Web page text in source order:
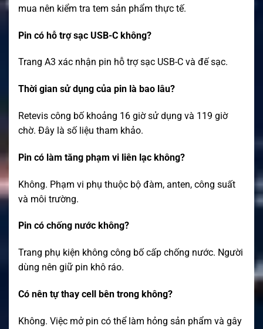
mua nên kiểm tra tem sản phẩm thực tế.
Pin có hỗ trợ sạc USB-C không?
Trang A3 xác nhận pin hỗ trợ sạc USB-C và đế sạc.
Thời gian sử dụng của pin là bao lâu?
Retevis công bố khoảng 16 giờ sử dụng và 119 giờ
chờ. Đây là số liệu tham khảo.
Pin có làm tăng phạm vi liên lạc không?
Không. Phạm vi phụ thuộc bộ đàm, anten, công suất
và môi trường.
Pin có chống nước không?
Trang phụ kiện không công bố cấp chống nước. Người
dùng nên giữ pin khô ráo.
Có nên tự thay cell bên trong không?
Không. Việc mở pin có thể làm hỏng sản phẩm và gây